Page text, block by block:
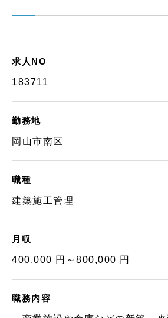
求人NO
183711
勤務地
岡山市南区
職種
建築施工管理
月収
400,000 円～800,000 円
職務内容